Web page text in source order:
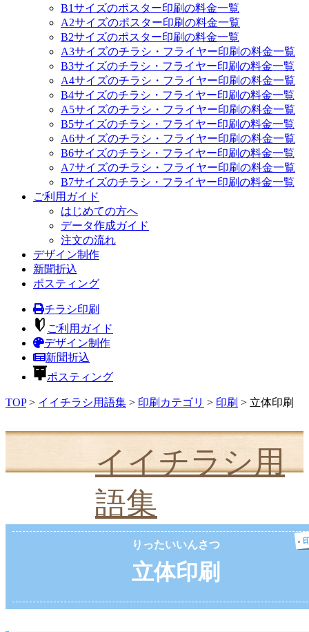
B1サイズのポスター印刷の料金一覧
A2サイズのポスター印刷の料金一覧
B2サイズのポスター印刷の料金一覧
A3サイズのチラシ・フライヤー印刷の料金一覧
B3サイズのチラシ・フライヤー印刷の料金一覧
A4サイズのチラシ・フライヤー印刷の料金一覧
B4サイズのチラシ・フライヤー印刷の料金一覧
A5サイズのチラシ・フライヤー印刷の料金一覧
B5サイズのチラシ・フライヤー印刷の料金一覧
A6サイズのチラシ・フライヤー印刷の料金一覧
B6サイズのチラシ・フライヤー印刷の料金一覧
A7サイズのチラシ・フライヤー印刷の料金一覧
B7サイズのチラシ・フライヤー印刷の料金一覧
ご利用ガイド
はじめての方へ
データ作成ガイド
注文の流れ
デザイン制作
新聞折込
ポスティング
チラシ印刷
ご利用ガイド
デザイン制作
新聞折込
ポスティング
TOP> イイチラシ用語集 > 印刷カテゴリ > 印刷 > 立体印刷
イイチラシ用
語集
りったいいんさつ
立体印刷